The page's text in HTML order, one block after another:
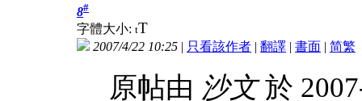
8#
字體大小: tT
2007/4/22 10:25 | 只看該作者 | 翻譯 | 書面 | 简繁
原帖由 沙文於